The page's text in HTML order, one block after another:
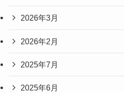
2026年3月
2026年2月
2025年7月
2025年6月